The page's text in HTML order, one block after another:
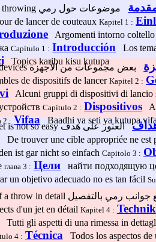
موضوعات حول رمي
de lancer de couteauxKapitel 1 :
Argomenti intorno coltello
Capítulo 1 : Introducción Los
Topics karibu kisu kutupa
بعض مجموعات من الأجهزة
de dispositifs de lancerKapitel 2 :
Alcuni gruppi di dispositivi di lancio
Capítulo 2 : Dispositivos
2 : VifaaBaadhi ya seti ya kutupa
is not so easyالعثور على هدف
De trouver une cible appropriée ne est
ist gar nicht so einfach Capitolo 3 :
глава 3 : Целинайти подходящую
un objetivo adecuado no es tan fácil
throw in detail جوانب رمي بالتفصيل
d'un jet en détail Kapitel 4 : Technik
Tutti gli aspetti di una rimessa in
4 : Técnica Todos los aspectos de